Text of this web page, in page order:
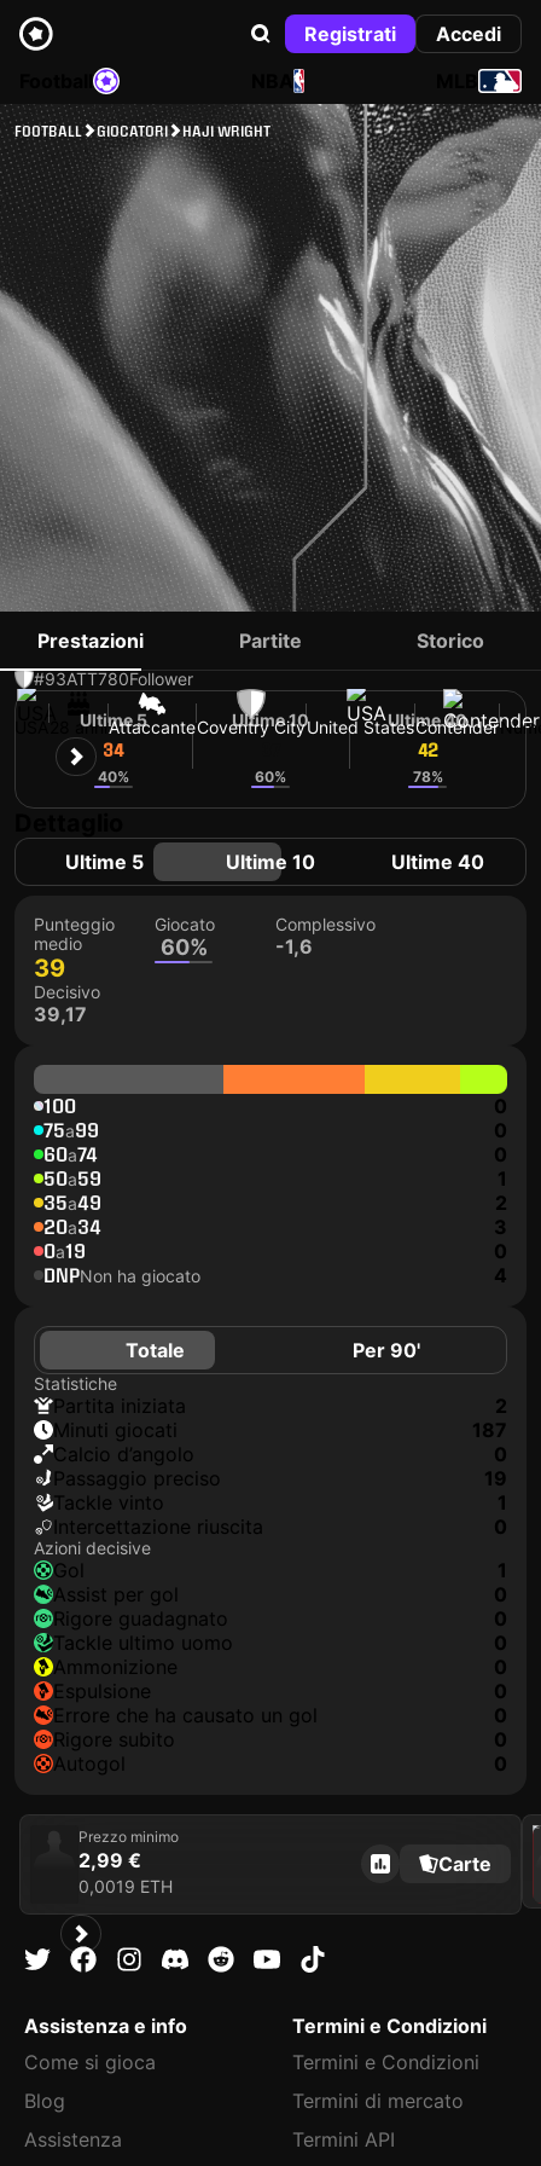
Registrati
Accedi
NBA
FOOTBALL GIOCATORI HAJI WRIGHT
HAJI WRIGHT
#93ATT780Follower
28 anniAttaccanteCoventry CityUnited StatesContender
Prestazioni Partite Storico
Ultime 5
34
40%
Ultime 10
60%
Ultime 40
42
78%
Ultime 5 Ultime 10 Ultime 40
Punteggio
medio
39
Giocato
60%
Complessivo
-1,6
Decisivo
39,17
100 0
75a99 0
60a74 0
50a59 1
35a49 2
20a34 3
0a19 0
DNPNon ha giocato 4
Totale Per 90'
Statistiche
Partita iniziata
2
Minuti giocati
187
Calcio d’angolo
0
Passaggio preciso
19
Tackle vinto
1
Intercettazione riuscita
0
Azioni decisive
Gol
1
Assist per gol
0
Rigore guadagnato
0
Tackle ultimo uomo
0
Ammonizione
0
Espulsione
0
Errore che ha causato un gol
0
Rigore subito
0
Autogol
0
Prezzo minimo
2,99 €
0,0019 ETH
Carte
2021
Assistenza e info
Come si gioca
Blog
Assistenza
Termini e Condizioni
Termini e Condizioni
Termini di mercato
Termini API